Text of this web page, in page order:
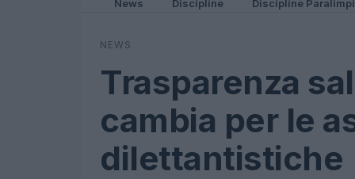
News Discipline Discipline
NEWS
Trasparenza
cambia per le
dilettantistiche